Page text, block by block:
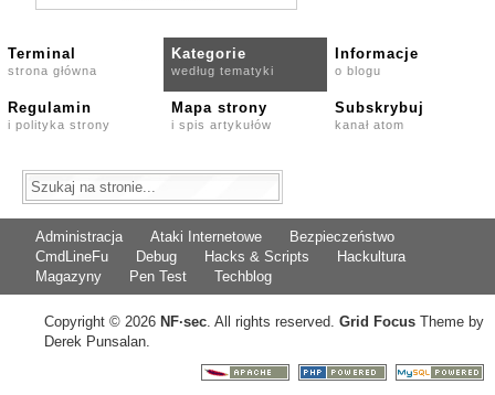
Terminal
strona główna
Kategorie
według tematyki
Informacje
o blogu
Regulamin
i polityka strony
Mapa strony
i spis artykułów
Subskrybuj
kanał atom
Administracja Ataki Internetowe
Bezpieczeństwo
CmdLineFu
Debug Hacks & Scripts
Hackultura
Magazyny
Pen Test Techblog
Copyright © 2026 NF·sec. All rights reserved. Grid Focus Theme by
Derek Punsalan.